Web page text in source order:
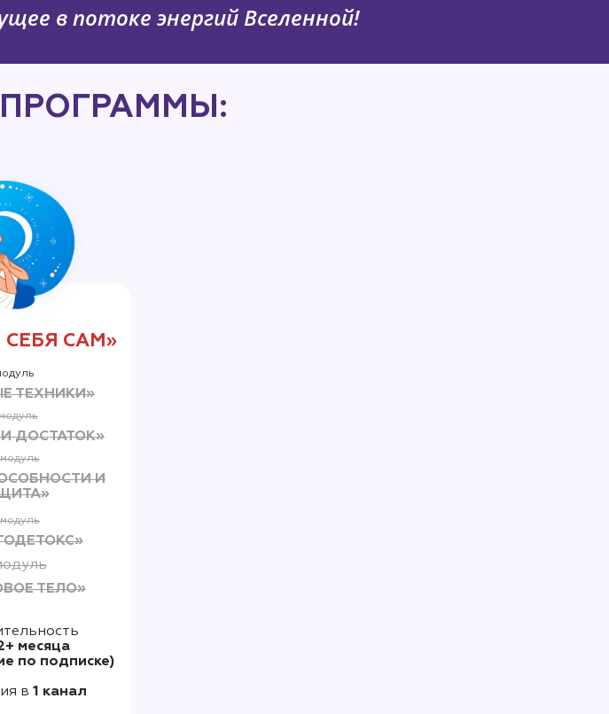
в потоке энергий Вселенной!
САМ»
ТЕХНИКИ»
ДОСТАТОК»
И
ТЕЛО»
месяца
по подписке)
в 1 канал